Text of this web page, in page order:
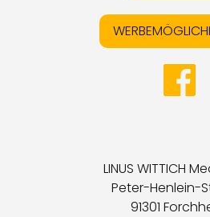
LINUS WITTICH
Peter-Henlein-
91301